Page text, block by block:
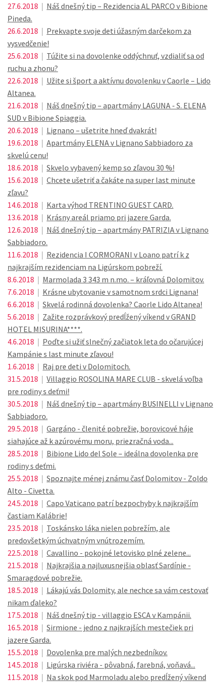
27.6.2018 | Náš dnešný tip – Rezidencia AL PARCO v Bibione
Pineda.
26.6.2018 | Prekvapte svoje deti úžasným darčekom za
vysvedčenie!
25.6.2018 | Túžite si na dovolenke oddýchnuť, vzdialiť sa od
ruchu a zhonu?
22.6.2018 | Užite si šport a aktívnu dovolenku v Caorle – Lido
Altanea.
21.6.2018 | Náš dnešný tip – apartmány LAGUNA - S. ELENA
SUD v Bibione Spiaggia.
20.6.2018 | Lignano – ušetrite hneď dvakrát!
19.6.2018 | Apartmány ELENA v Lignano Sabbiadoro za
skvelú cenu!
18.6.2018 | Skvelo vybavený kemp so zľavou 30 %!
15.6.2018 | Chcete ušetriť a čakáte na super last minute
zľavu?
14.6.2018 | Karta výhod TRENTINO GUEST CARD.
13.6.2018 | Krásny areál priamo pri jazere Garda.
12.6.2018 | Náš dnešný tip – apartmány PATRIZIA v Lignano
Sabbiadoro.
11.6.2018 | Rezidencia I CORMORANI v Loano patrí k z
najkrajším rezidenciam na Ligúrskom pobreží.
8.6.2018 | Marmolada 3 343 m n.mo. – kráľovná Dolomitov.
7.6.2018 | Krásne ubytovanie v samotnom srdci Lignana!
6.6.2018 | Skvelá rodinná dovolenka? Caorle Lido Altanea!
5.6.2018 | Zažite rozprávkový predĺžený víkend v GRAND
HOTEL MISURINA****.
4.6.2018 | Poďte si užiť slnečný začiatok leta do očarujúcej
Kampánie s last minute zľavou!
1.6.2018 | Raj pre deti v Dolomitoch.
31.5.2018 | Villaggio ROSOLINA MARE CLUB - skvelá voľba
pre rodiny s deťmi!
30.5.2018 | Náš dnešný tip – apartmány BUSINELLI v Lignano
Sabbiadoro.
29.5.2018 | Gargáno - členité pobrežie, borovicové háje
siahajúce až k azúrovému moru, priezračná voda...
28.5.2018 | Bibione Lido del Sole – ideálna dovolenka pre
rodiny s deťmi.
25.5.2018 | Spoznajte ménej známu časť Dolomitov - Zoldo
Alto - Civetta.
24.5.2018 | Capo Vaticano patrí bezpochyby k najkrajším
častiam Kalábrie!
23.5.2018 | Toskánsko láka nielen pobrežím, ale
predovšetkým úchvatným vnútrozemím.
22.5.2018 | Cavallino - pokojné letovisko plné zelene...
21.5.2018 | Najkrajšia a najluxusnejšia oblasť Sardínie -
Smaragdové pobrežie.
18.5.2018 | Lákajú vás Dolomity, ale nechce sa vám cestovať
nikam ďaleko?
17.5.2018 | Náš dnešný tip - villaggio ESCA v Kampánii.
16.5.2018 | Sirmione - jedno z najkrajších mestečiek pri
jazere Garda.
15.5.2018 | Dovolenka pre malých nezbedníkov.
14.5.2018 | Ligúrska riviéra - pôvabná, farebná, voňavá...
11.5.2018 | Na skok pod Marmoladu alebo predĺžený víkend